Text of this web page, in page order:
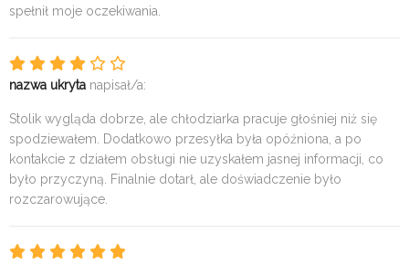
spełnił moje oczekiwania.
nazwa ukryta napisał/a:
Stolik wygląda dobrze, ale chłodziarka pracuje głośniej niż się
spodziewałem. Dodatkowo przesyłka była opóźniona, a po
kontakcie z działem obsługi nie uzyskałem jasnej informacji, co
było przyczyną. Finalnie dotarł, ale doświadczenie było
rozczarowujące.